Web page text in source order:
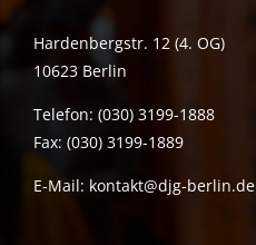
Hardenbergstr. 12 (4. OG)
10623 Berlin
Telefon: (030) 3199-1888
Fax: (030) 3199-1889
E-Mail: kontakt@djg-berlin.de